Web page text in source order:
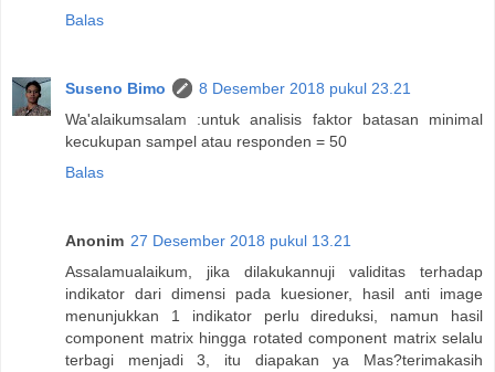
Balas
Suseno Bimo
8 Desember 2018 pukul 23.21
Wa'alaikumsalam :untuk analisis faktor batasan minimal
kecukupan sampel atau responden = 50
Balas
Anonim 27 Desember 2018 pukul 13.21
Assalamualaikum, jika dilakukannuji validitas terhadap
indikator dari dimensi pada kuesioner, hasil anti image
menunjukkan 1 indikator perlu direduksi, namun hasil
component matrix hingga rotated component matrix selalu
terbagi menjadi 3, itu diapakan ya Mas?terimakasih